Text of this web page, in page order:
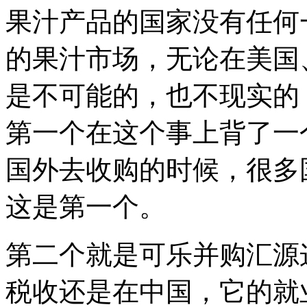
果汁产品的国家没有任
的果汁市场，无论在美
是不可能的，也不现实
第一个在这个事上背了
国外去收购的时候，很
这是第一个。
第二个就是可乐并购汇
税收还是在中国，它的